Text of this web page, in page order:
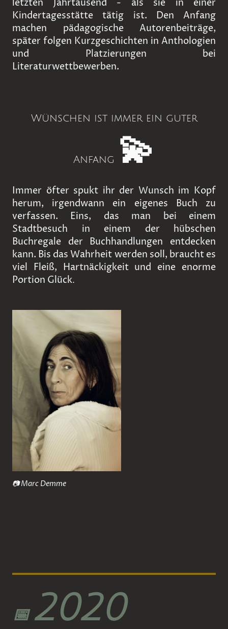
letzten Jahrtausend - als sie in einer
Kindertagesstätte tätig ist. Den Anfang
machen pädagogische Autorenbeiträge,
später folgen Kurzgeschichten in Anthologien
und Platzierungen bei
Literaturwettbewerben.
Wünschen ist immer ein guter
Anfang 💫
Immer öfter spukt ihr der Wunsch im Kopf
herum, irgendwann ein eigenes Buch zu
verfassen. Eins, das man bei einem
Stadtbesuch in einem der hübschen
Buchregale der Buchhandlungen entdecken
kann. Bis das Wahrheit werden soll, braucht es
viel Fleiß, Hartnäckigkeit und eine enorme
Portion Glück.
📷Marc Demme
📅2020